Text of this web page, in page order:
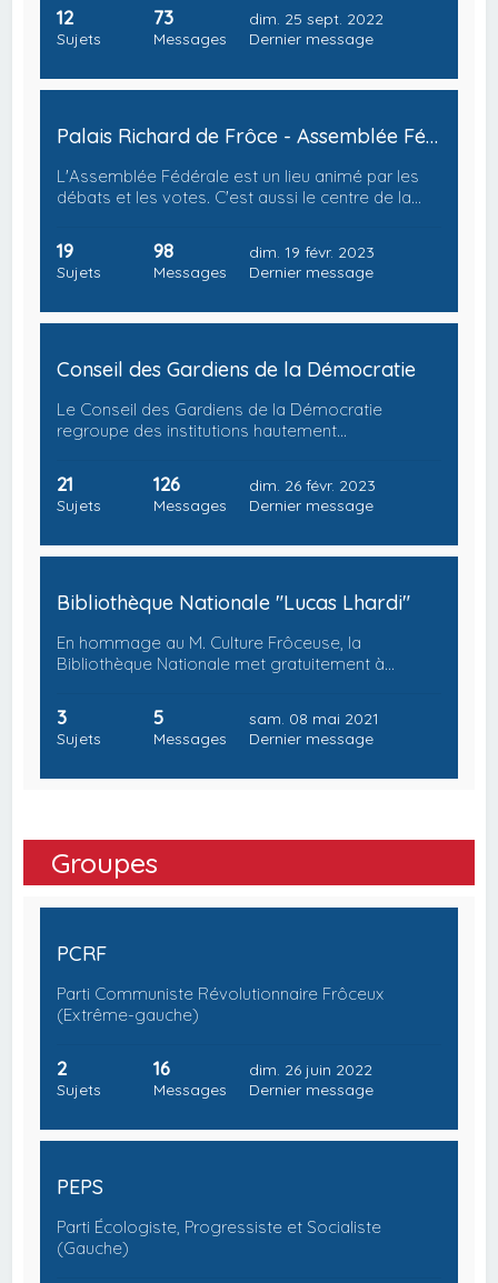
12
Sujets
73
Messages
dim. 25 sept. 2022
Dernier message
Palais Richard de Frôce - Assemblée Fédérale
L'Assemblée Fédérale est un lieu animé par les
débats et les votes. C'est aussi le centre de la…
19
Sujets
98
Messages
dim. 19 févr. 2023
Dernier message
Conseil des Gardiens de la Démocratie
Le Conseil des Gardiens de la Démocratie
regroupe des institutions hautement…
21
Sujets
126
Messages
dim. 26 févr. 2023
Dernier message
Bibliothèque Nationale "Lucas Lhardi"
En hommage au M. Culture Frôceuse, la
Bibliothèque Nationale met gratuitement à…
3
Sujets
5
Messages
sam. 08 mai 2021
Dernier message
Groupes
PCRF
Parti Communiste Révolutionnaire Frôceux
(Extrême-gauche)
2
Sujets
16
Messages
dim. 26 juin 2022
Dernier message
PEPS
Parti Écologiste, Progressiste et Socialiste
(Gauche)